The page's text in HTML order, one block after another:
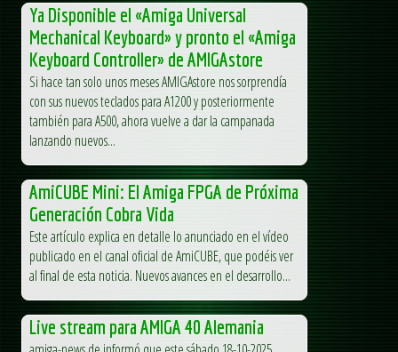
Ya Disponible el «Amiga Universal
Mechanical Keyboard» y pronto el «Amiga
Keyboard Controller» de AMIGAstore
Si hace tan solo unos meses AMIGAstore nos sorprendía
con sus nuevos teclados para A1200 y posteriormente
también para A500, ahora vuelve a dar la campanada
lanzando nuevos...
AmiCUBE Mini: El Amiga FPGA de Próxima
Generación Cobra Vida
Este artículo explica en detalle lo anunciado en el vídeo
publicado en el canal oficial de AmiCUBE, que podéis ver
al final de esta noticia. Nuevos avances en el desarrollo...
Live stream para AMIGA 40 Alemania